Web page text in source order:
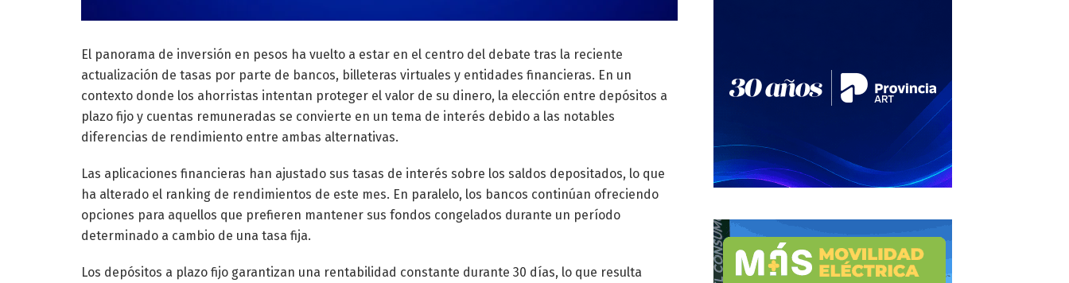
El panorama de inversión en pesos ha vuelto a estar en el centro del debate tras la reciente
actualización de tasas por parte de bancos, billeteras virtuales y entidades financieras. En un
contexto donde los ahorristas intentan proteger el valor de su dinero, la elección entre depósitos a
plazo fijo y cuentas remuneradas se convierte en un tema de interés debido a las notables
diferencias de rendimiento entre ambas alternativas.
Las aplicaciones financieras han ajustado sus tasas de interés sobre los saldos depositados, lo que
ha alterado el ranking de rendimientos de este mes. En paralelo, los bancos continúan ofreciendo
opciones para aquellos que prefieren mantener sus fondos congelados durante un período
determinado a cambio de una tasa fija.
Los depósitos a plazo fijo garantizan una rentabilidad constante durante 30 días, lo que resulta